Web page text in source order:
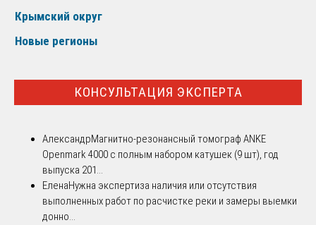
Крымский округ
Новые регионы
КОНСУЛЬТАЦИЯ ЭКСПЕРТА
АлександрМагнитно-резонансный томограф ANKE
Openmark 4000 с полным набором катушек (9 шт), год
выпуска 201...
ЕленаНужна экспертиза наличия или отсутствия
выполненных работ по расчистке реки и замеры выемки
донно...